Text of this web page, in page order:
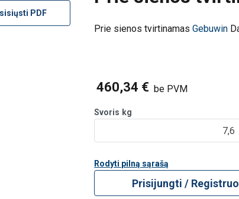
PDF
Prie sienos tvirtinamasGebuwin
460,34 € be PVM
Svoris kg
7,6
Rodyti pilną sąrašą
Prisijungti /